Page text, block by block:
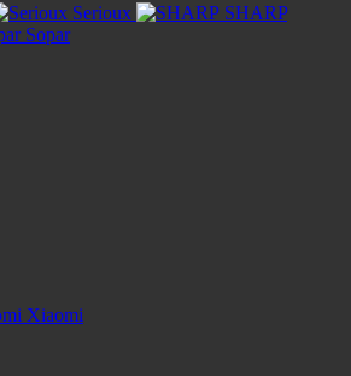
Serioux
SHARP
Sopar
Xiaomi